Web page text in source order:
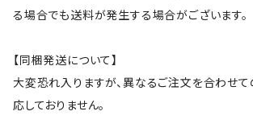
る場合でも送料が発生する場合がございます。
【同梱発送について】
大変恐れ入りますが、異なるご注文を合わせ
応しておりません。